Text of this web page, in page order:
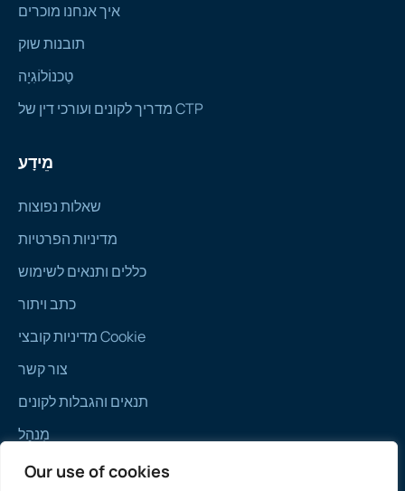
Our use of cookies
איך אנחנו מוכרים
תובנות שוק
טֶכנוֹלוֹגִיָה
מדריך לקונים ועורכי דין של CTP
מֵידָע
שאלות נפוצות
מדיניות הפרטיות
כללים ותנאים לשימוש
כתב ויתור
מדיניות קובצי Cookie
צור קשר
תנאים והגבלות לקונים
מִנהָל
הערה: כל המחירים הנקובים כפופים לחוזה וללא מע"מ